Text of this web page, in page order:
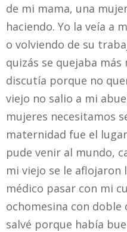
de mi mama, una
haciendo. Yo la veía a
o volviendo de su
quizás se quejaba
discutía porque no
viejo no salio a mi
mujeres necesitamos
maternidad fue el
pude venir al mundo,
mi viejo se le aflojaron
médico pasar con mi
ochomesina con doble
salvé porque había